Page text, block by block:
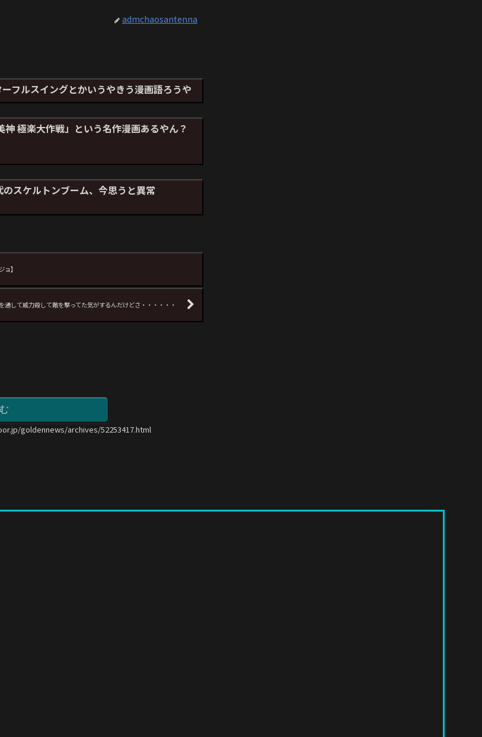
admchaosantenna
ーフルスイングとかいうやきう漫画語ろうや
神 極楽大作戦」という名作漫画あるやん？
のスケルトンブーム、今思うと異常
】
通して威力殺して敵を撃ってた気がするんだけどさ・・・・・・
goldennews/archives/52253417.html